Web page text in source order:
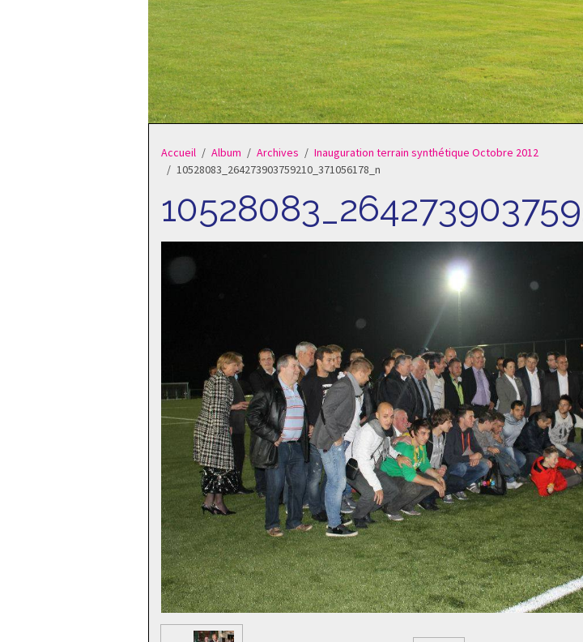
Accueil Album Archives
Inauguration terrain synthétique Octobre 2012
10528083_264273903759210_371056178_n